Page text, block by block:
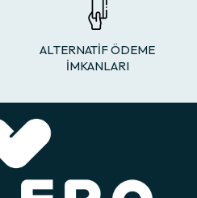
ALTERNATİF ÖDEME
İMKANLARI